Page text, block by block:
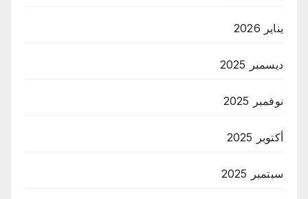
يناير 2026
ديسمبر 2025
نوفمبر 2025
أكتوبر 2025
سبتمبر 2025